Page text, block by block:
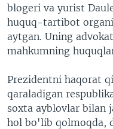
blogeri va yurist
huquq-tartibot
aytgan. Uning
mahkumning
Prezidentni haqorat
qaraladigan
soxta ayblovlar bilan
hol bo'lib qolmoqda,